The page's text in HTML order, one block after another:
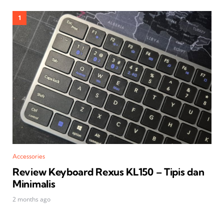
Accessories
Review Keyboard Rexus KL150 – Tipis dan
Minimalis
2 months ago